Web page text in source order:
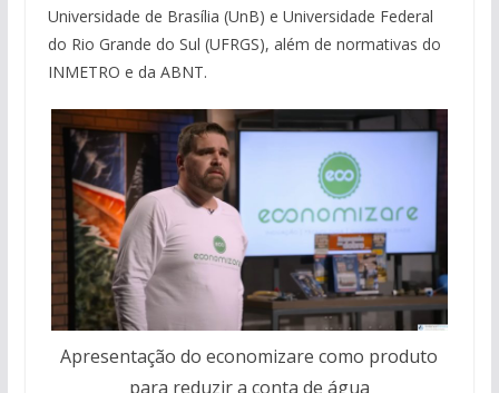
Universidade de Brasília (UnB) e Universidade Federal
do Rio Grande do Sul (UFRGS), além de normativas do
INMETRO e da ABNT.
Apresentação do economizare como produto
para reduzir a conta de água